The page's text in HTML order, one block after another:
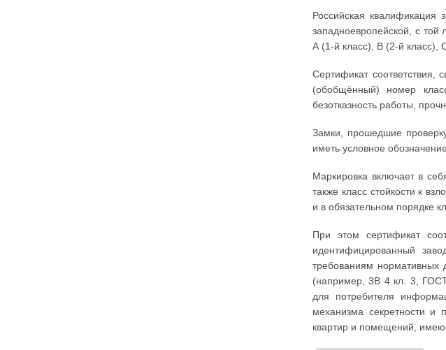
Российская квалификация
западноевропейской, с
А (1-й класс), В (2-й класс),
Сертификат соответствия,
(обобщённый) номер
безотказность работы,
Замки, прошедшие
иметь условное
Маркировка включает в
также класс стойкости к
и в обязательном порядке
При этом сертификат
идентифицированный
требованиям нормативных
(например, 3В 4 кл. 3, ГОСТ
для потребителя
механизма секретности
квартир и помещений,